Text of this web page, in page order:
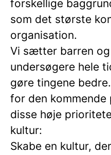
forskellige
som det største
organisation.
Vi sætter barren
undersøgere hele
gøre tingene
for den
disse høje
kultur:
Skabe en kultur,